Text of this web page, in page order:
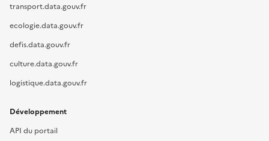
transport.data.gouv.fr
ecologie.data.gouv.fr
defis.data.gouv.fr
culture.data.gouv.fr
logistique.data.gouv.fr
Développement
API du portail